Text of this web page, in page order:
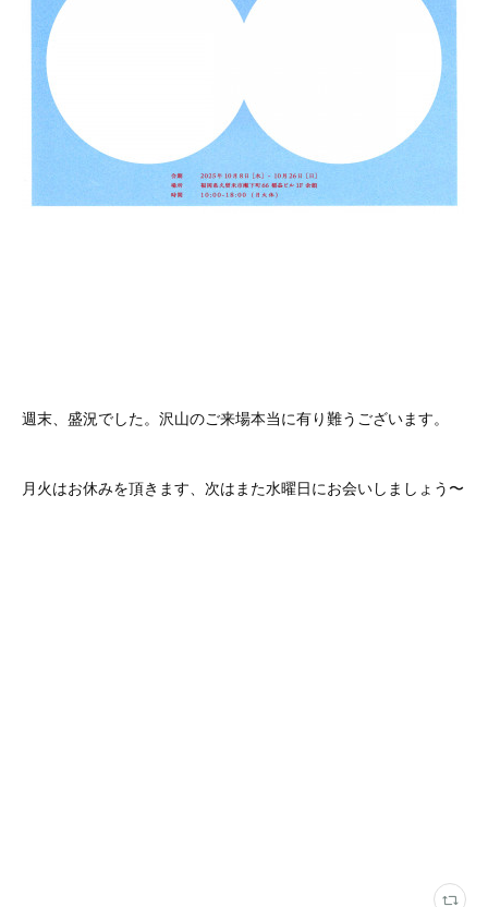
週末、盛況でした。沢山のご来場本当に有り難うございます。
月火はお休みを頂きます、次はまた水曜日にお会いしましょう〜